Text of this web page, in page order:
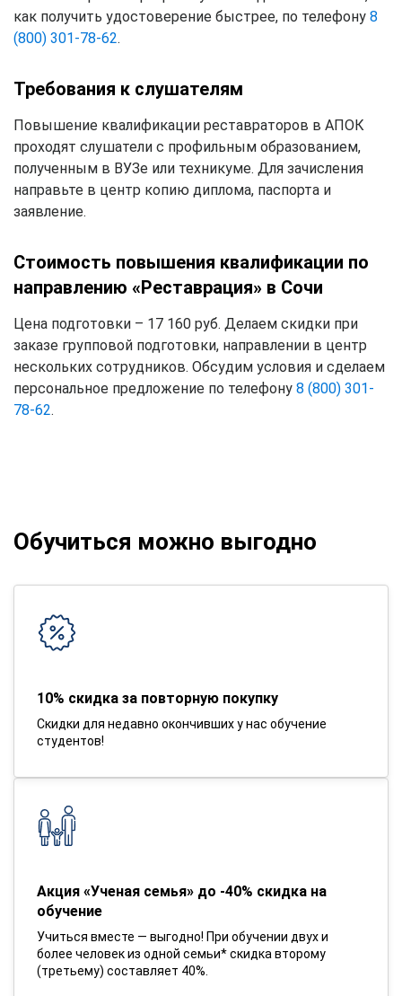
как получить удостоверение быстрее, по телефону 8
(800) 301-78-62.
Требования к слушателям
Повышение квалификации реставраторов в АПОК
проходят слушатели с профильным образованием,
полученным в ВУЗе или техникуме. Для зачисления
направьте в центр копию диплома, паспорта и
заявление.
Стоимость повышения квалификации по
направлению «Реставрация» в Сочи
Цена подготовки – 17 160 руб. Делаем скидки при
заказе групповой подготовки, направлении в центр
нескольких сотрудников. Обсудим условия и сделаем
персональное предложение по телефону 8 (800) 301-
78-62.
Обучиться можно выгодно
10% скидка за повторную покупку
Скидки для недавно окончивших у нас обучение
студентов!
Акция «Ученая семья» до -40% скидка на
обучение
Учиться вместе — выгодно! При обучении двух и
более человек из одной семьи* скидка второму
(третьему) составляет 40%.